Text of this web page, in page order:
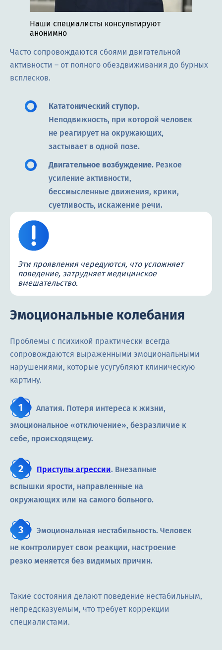
Наши специалисты консультируют
анонимно
Часто сопровождаются сбоями двигательной
активности – от полного обездвиживания до бурных
всплесков.
Кататонический ступор.
Неподвижность, при которой человек
не реагирует на окружающих,
застывает в одной позе.
Двигательное возбуждение. Резкое
усиление активности,
бессмысленные движения, крики,
суетливость, искажение речи.
Эти проявления чередуются, что усложняет
поведение, затрудняет медицинское
вмешательство.
Эмоциональные колебания
Проблемы с психикой практически всегда
сопровождаются выраженными эмоциональными
нарушениями, которые усугубляют клиническую
картину.
Апатия. Потеря интереса к жизни,
эмоциональное «отключение», безразличие к
себе, происходящему.
Приступы агрессии. Внезапные
вспышки ярости, направленные на
окружающих или на самого больного.
Эмоциональная нестабильность. Человек
не контролирует свои реакции, настроение
резко меняется без видимых причин.
Такие состояния делают поведение нестабильным,
непредсказуемым, что требует коррекции
специалистами.